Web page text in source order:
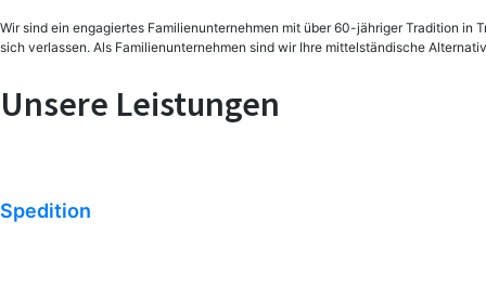
Wir sind ein engagiertes Familienunternehmen mit über 60-jähriger Tradition
sich verlassen. Als Familienunternehmen sind wir Ihre mittelständische
Unsere Leistungen
Spedition